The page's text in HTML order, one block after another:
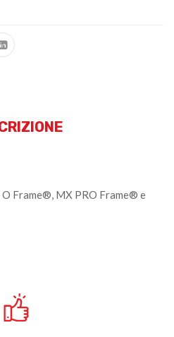
Frame®, MX PRO Frame® e